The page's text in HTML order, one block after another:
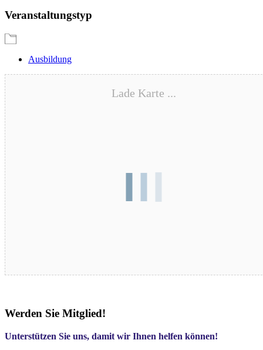
Veranstaltungstyp
Ausbildung
Lade Karte ...
Blutspende – 17.08.2026
Werden Sie Mitglied!
Unterstützen Sie uns, damit wir Ihnen helfen können!